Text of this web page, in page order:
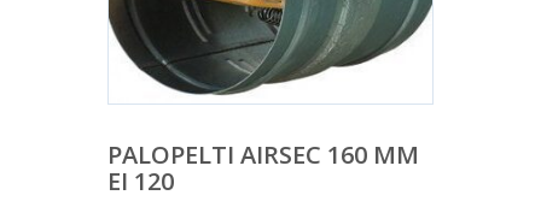
PALOPELTI AIRSEC 160 MM
EI 120